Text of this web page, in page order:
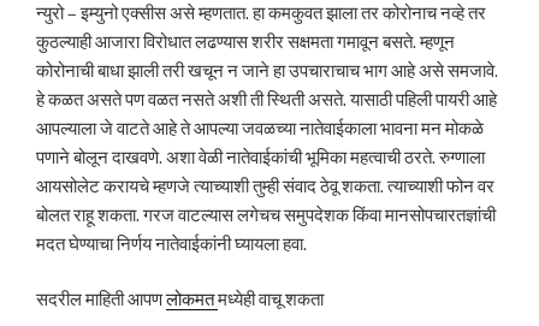
न्युरो – इम्युनो एक्सीस असे म्हणतात. हा कमकुवत झाला तर कोरोनाच नव्हे तर
कुठल्याही आजारा विरोधात लढण्यास शरीर सक्षमता गमावून बसते. म्हणून
कोरोनाची बाधा झाली तरी खचून न जाने हा उपचाराचाच भाग आहे असे समजावे.
हे कळत असते पण वळत नसते अशी ती स्थिती असते. यासाठी पहिली पायरी आहे
आपल्याला जे वाटते आहे ते आपल्या जवळच्या नातेवाईकाला भावना मन मोकळे
पणाने बोलून दाखवणे. अशा वेळी नातेवाईकांची भूमिका महत्वाची ठरते. रुग्णाला
आयसोलेट करायचे म्हणजे त्याच्याशी तुम्ही संवाद ठेवू शकता. त्याच्याशी फोन वर
बोलत राहू शकता. गरज वाटल्यास लगेचच समुपदेशक किंवा मानसोपचारतज्ञांची
मदत घेण्याचा निर्णय नातेवाईकांनी घ्यायला हवा.
सदरील माहिती आपणलोकमतमध्येही वाचू शकता